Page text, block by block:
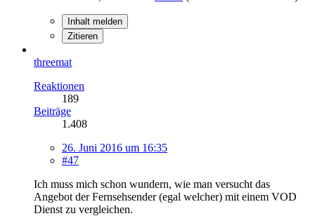
Inhalt melden
Zitieren
threemat
Reaktionen
189
Beiträge
1.408
26. Juni 2016 um 16:35
#47
Ich muss mich schon wundern, wie man versucht das
Angebot der Fernsehsender (egal welcher) mit einem VOD
Dienst zu vergleichen.